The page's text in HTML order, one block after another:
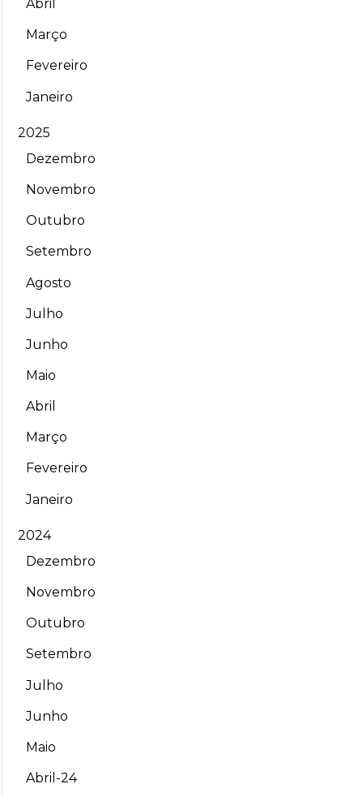
Abril
Março
Fevereiro
Janeiro
2025
Dezembro
Novembro
Outubro
Setembro
Agosto
Julho
Junho
Maio
Abril
Março
Fevereiro
Janeiro
2024
Dezembro
Novembro
Outubro
Setembro
Julho
Junho
Maio
Abril-24